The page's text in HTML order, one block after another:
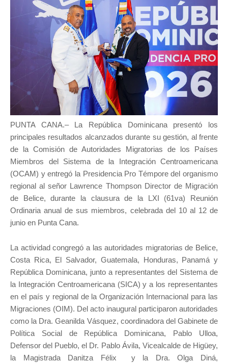
PUNTA CANA.– La República Dominicana presentó los
principales resultados alcanzados durante su gestión, al frente
de la Comisión de Autoridades Migratorias de los Países
Miembros del Sistema de la Integración Centroamericana
(OCAM) y entregó la Presidencia Pro Témpore del organismo
regional al señor Lawrence Thompson Director de Migración
de Belice, durante la clausura de la LXI (61va) Reunión
Ordinaria anual de sus miembros, celebrada del 10 al 12 de
junio en Punta Cana.
La actividad congregó a las autoridades migratorias de Belice,
Costa Rica, El Salvador, Guatemala, Honduras, Panamá y
República Dominicana, junto a representantes del Sistema de
la Integración Centroamericana (SICA) y a los representantes
en el país y regional de la Organización Internacional para las
Migraciones (OIM). Del acto inaugural participaron autoridades
como la Dra. Geanilda Vásquez, coordinadora del Gabinete de
Política Social de República Dominicana, Pablo Ulloa,
Defensor del Pueblo, el Dr. Pablo Ávila, Vicealcalde de Higüey,
la Magistrada Danitza Félix y la Dra. Olga Diná,